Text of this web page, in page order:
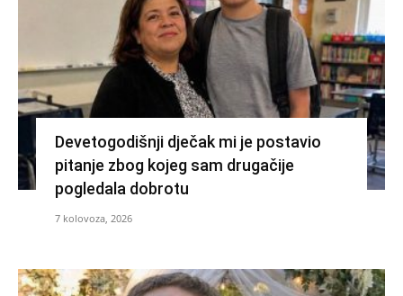
Devetogodišnji dječak mi je postavio
pitanje zbog kojeg sam drugačije
pogledala dobrotu
7 kolovoza, 2026